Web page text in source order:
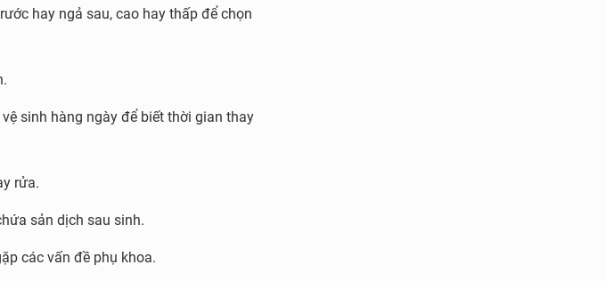
hay ngả sau, cao hay thấp để chọn
sinh hàng ngày để biết thời gian thay
rửa.
sản dịch sau sinh.
các vấn đề phụ khoa.